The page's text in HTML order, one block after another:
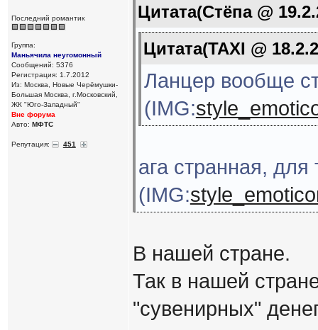
Последний романтик
Группа:
Маньячила неугомонный
Сообщений: 5376
Регистрация: 1.7.2012
Из: Москва, Новые Черёмушки-
Большая Москва, г.Московский,
ЖК "Юго-Западный"
Вне форума
Авто: МФТС
Репутация: 451
Цитата(Стёпа @
Цитата(TAXI @
Ланцер вообще
(IMG:
ага странная, для
(IMG:
В нашей стране.
Так в нашей
"сувенирных"